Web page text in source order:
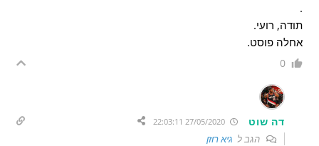
.
תודה, רועי.
אחלה פוסט.
0
דה שוט
הגב ל גיא רוזן